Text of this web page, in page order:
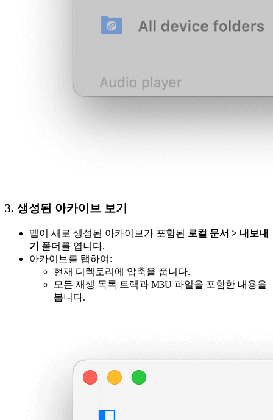
3. 생성된 아카이브 보기
앱이 새로 생성된 아카이브가 포함된 로컬 문서 > 내보내
기
폴더를 엽니다.
아카이브를 탭하여:
현재 디렉토리에 압축을 풉니다.
모든 재생 목록 트랙과 M3U 파일을 포함한 내용을
봅니다.